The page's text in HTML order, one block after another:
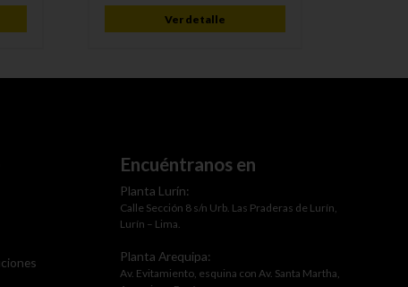
Ver detalle
Encuéntranos en
Planta Lurín:
Calle Sección 8 s/n Urb. Las Praderas de Lurín,
Lurín – Lima.
Planta Arequipa:
Av. Evitamiento, esquina con Av. Santa Martha,